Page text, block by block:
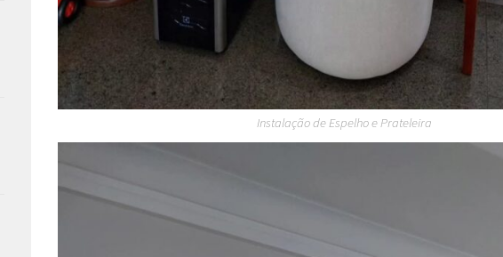
Instalação de Espelho e Prateleira